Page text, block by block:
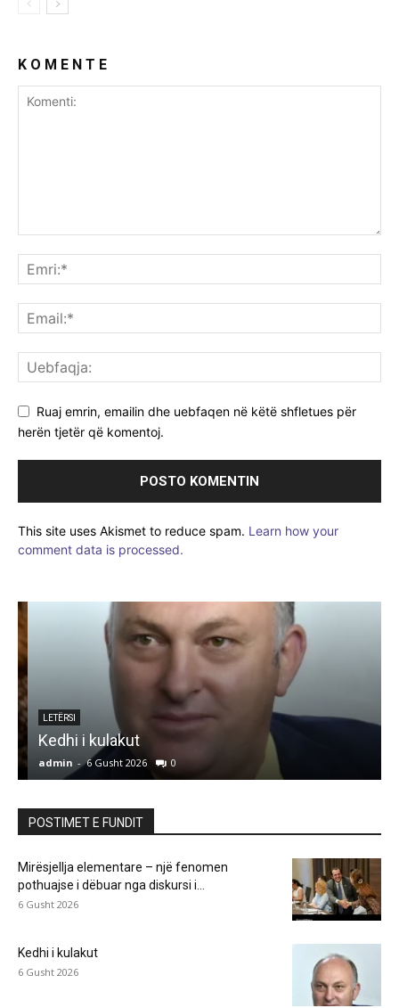
K O M E N T E
Ruaj emrin, emailin dhe uebfaqen në këtë shfletues për
herën tjetër që komentoj.
This site uses Akismet to reduce spam. Learn how your
comment data is processed.
LETËRSI
Kedhi i kulakut
admin - 6 Gusht 2026 0
POSTIMET E FUNDIT
Mirësjellja elementare – një fenomen
pothuajse i dëbuar nga diskursi i...
6 Gusht 2026
Kedhi i kulakut
6 Gusht 2026